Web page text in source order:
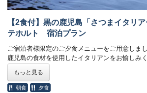
お時間までに店舗へお越しくださいませ。
■ご朝食（ホテル館内にて）
80種類の和・洋ビュッフェ料理がお楽しみいた
営業時間 6:30～10:00
【2食付】黒の鹿児島「さつまイタリ
テホルト 宿泊プラン
ご宿泊者様限定のご夕食メニューをご用意しまし
鹿児島の食材を使用したイタリアンをお愉しみ
■ご夕食
リストランテホルト 黒の鹿児島「さつまイタ
もっと見る
朝食 夕食